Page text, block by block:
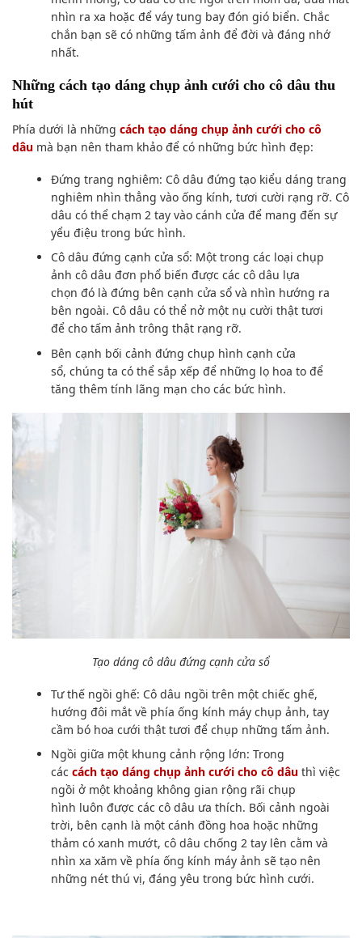
nhìn ra xa hoặc để váy tung bay đón gió biển. Chắc
chắn bạn sẽ có những tấm ảnh để đời và đáng nhớ
nhất.
Những cách tạo dáng chụp ảnh cưới cho cô dâu thu
hút
Phía dưới là những cách tạo dáng chụp ảnh cưới cho cô
dâu mà bạn nên tham khảo để có những bức hình đẹp:
Đứng trang nghiêm: Cô dâu đứngtạo kiểu dáng trang
nghiêm nhìn thẳng vào ống kính, tươi cười rạng rỡ. Cô
dâucó thể chạm 2 tay vào cánh cửa để mang đến sự
yểu điệu trong bức hình.
Cô dâu đứng cạnh cửa sổ: Một trongcác loại chụp
ảnh cô dâu đơn phổ biến được các cô dâu lựa
chọnđó là đứng bên cạnh cửa sổ và nhìn hướng ra
bên ngoài. Cô dâucó thể nở một nụ cười thật tươi
đểcho tấm ảnh trông thật rạng rỡ.
Bên cạnh bối cảnh đứngchụp hình cạnh cửa
sổ,chúng ta có thể sắp xếp để những lọ hoa to để
tăng thêm tính lãng mạn cho các bức hình.
Tạo dáng cô dâu đứng cạnh cửa sổ
Tư thế ngồi ghế: Cô dâu ngồi trên một chiếc ghế,
hướngđôi mắt về phía ống kính máy chụp ảnh, tay
cầm bó hoa cưới thật tươi để chụp những tấm ảnh.
Ngồi giữa một khung cảnh rộng lớn: Trong
cáccáchtạo dáng chụp ảnh cưới cho cô dâu thì việc
ngồi ở một khoảng không gian rộng rãi chụp
hình luôn được các cô dâu ưa thích. Bối cảnh ngoài
trời, bên cạnh là một cánh đồng hoa hoặc những
thảm có xanh mướt, cô dâu chống 2 tay lên cằm và
nhìn xa xăm về phía ống kính máy ảnh sẽ tạo nên
những nét thú vị, đáng yêu trong bức hình cưới.